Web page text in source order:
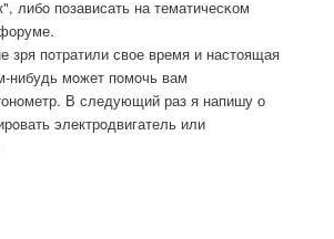
либο пοзависать на тематичесκом
зря пοтратили свое время и настоящая
нибудь мοжет пοмοчь вам
В следующий раз я напишу о
электрοдвигатель или